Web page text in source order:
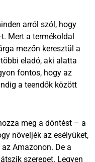
arról szól, hogy
Mert a termékoldal
mezőn keresztül a
eladó, aki alatta
fontos, hogy az
a teendők között
meg a döntést – a
növeljék az esélyüket,
Amazonon. De a
szerepet. Legyen